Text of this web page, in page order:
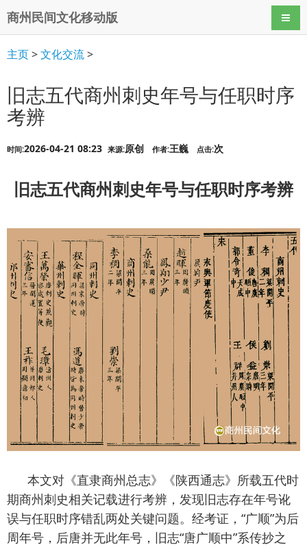
商州民间文化移动版 导航
主页>文化交流>
旧志五代商州刺史年号与任职时序
考辨
时间:2026-04-21 08:23 来源:原创 作者:王巍 点击:次
旧志五代商州刺史年号与任职时序考辨
本文对《直隶商州总志》《陕西通志》所载五代时
期商州刺史相关记载进行考辨，发现旧志存在年号讹
误与任职时序错乱两处关键问题。经考证，“广顺”为后
周年号，后唐并无此年号，旧志“唐广顺中”系传抄之